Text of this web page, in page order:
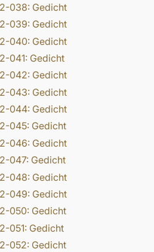
038: Gedicht
039: Gedicht
040: Gedicht
041: Gedicht
042: Gedicht
043: Gedicht
044: Gedicht
045: Gedicht
046: Gedicht
047: Gedicht
048: Gedicht
049: Gedicht
050: Gedicht
051: Gedicht
052: Gedicht